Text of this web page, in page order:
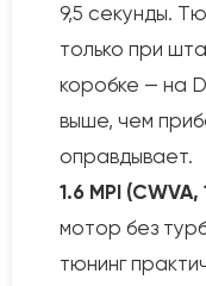
9,5 секунды.
только при
коробке — на
выше, чем
оправдывает.
1.6 MPI (CWVA,
мотор без
тюнинг